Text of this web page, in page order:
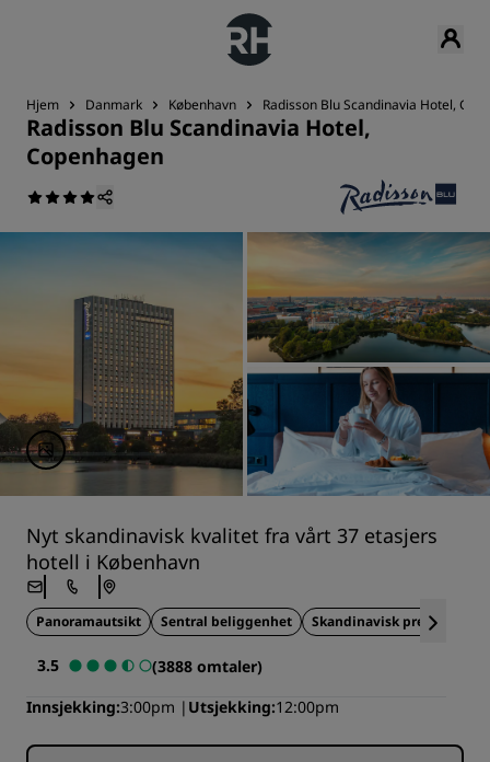
Hjem Danmark København Radisson Blu Scandinavia Hotel,
Radisson Blu Scandinavia Hotel,
Copenhagen
Nyt skandinavisk kvalitet fra vårt 37 etasjers
hotell i København
Panoramautsikt Sentral beliggenhet Skandinavisk preg
3.5
(3888 omtaler)
Innsjekking 3:00pm Utsjekking 12:00pm